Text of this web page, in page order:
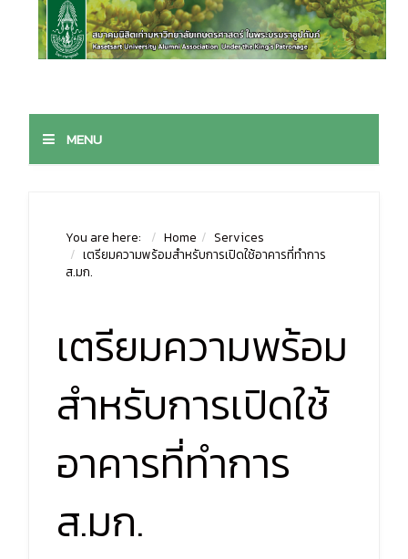
MENU
You are here: Home
Services
เตรียมความพร้อมสำหรับการเปิดใช้อาคารที่ทำการ
ส.มก.
เตรียมความพร้อม
สำหรับการเปิดใช้
อาคารที่ทำการ
ส.มก.